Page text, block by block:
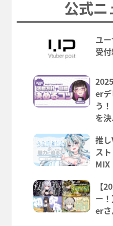
公式ニ
ユ
受
er
う
を
推
ス
MIX
【
ー
erさ